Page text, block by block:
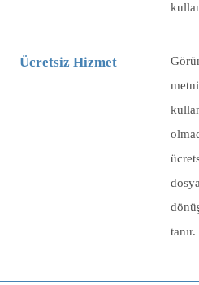
Ücretsiz Hizmet
tanır.